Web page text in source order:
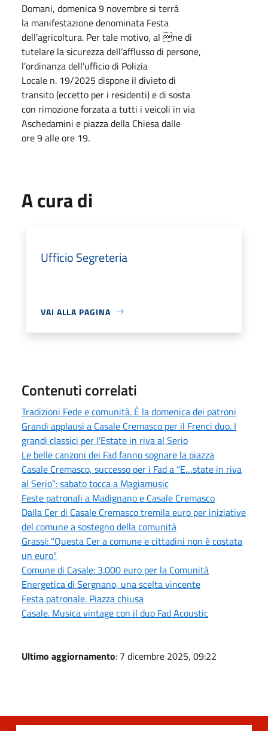
Domani, domenica 9 novembre si terrà
la manifestazione denominata Festa
dell’agricoltura. Per tale motivo, al ne di
tutelare la sicurezza dell’afflusso di persone,
l’ordinanza dell’ufficio di Polizia
Locale n. 19/2025 dispone il divieto di
transito (eccetto per i residenti) e di sosta
con rimozione forzata a tutti i veicoli in via
Aschedamini e piazza della Chiesa dalle
ore 9 alle ore 19.
A cura di
Ufficio Segreteria
VAI ALLA PAGINA
Contenuti correlati
Tradizioni Fede e comunità. È la domenica dei patroni
Grandi applausi a Casale Cremasco per il Frenci duo. I
grandi classici per l'Estate in riva al Serio
Le belle canzoni dei Fad fanno sognare la piazza
Casale Cremasco, successo per i Fad a “E…state in riva
al Serio”: sabato tocca a Magiamusic
Feste patronali a Madignano e Casale Cremasco
Dalla Cer di Casale Cremasco tremila euro per iniziative
del comune a sostegno della comunità
Grassi: "Questa Cer a comune e cittadini non è costata
un euro"
Comune di Casale: 3.000 euro per la Comunità
Energetica di Sergnano, una scelta vincente
Festa patronale. Piazza chiusa
Casale. Musica vintage con il duo Fad Acoustic
Ultimo aggiornamento: 7 dicembre 2025, 09:22